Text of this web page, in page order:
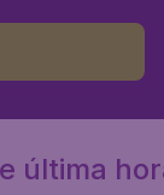
última